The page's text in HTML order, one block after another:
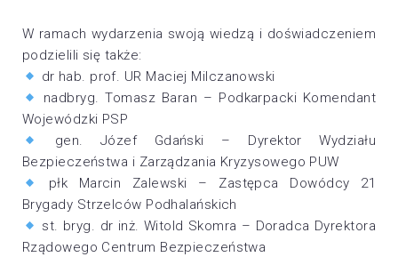
W ramach wydarzenia swoją wiedzą i doświadczeniem
podzielili się także:
dr hab. prof. UR Maciej Milczanowski
nadbryg. Tomasz Baran – Podkarpacki Komendant
Wojewódzki PSP
gen. Józef Gdański – Dyrektor Wydziału
Bezpieczeństwa i Zarządzania Kryzysowego PUW
płk Marcin Zalewski – Zastępca Dowódcy 21
Brygady Strzelców Podhalańskich
st. bryg. dr inż. Witold Skomra – Doradca Dyrektora
Rządowego Centrum Bezpieczeństwa